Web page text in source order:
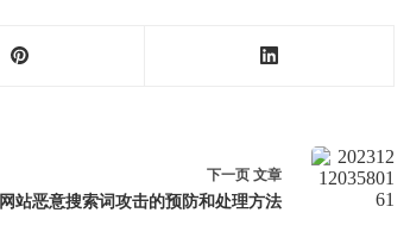
下一页 文章
网站恶意搜索词攻击的预防和处理方法